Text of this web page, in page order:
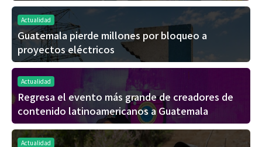
Actualidad
Guatemala pierde millones por bloqueo a
proyectos eléctricos
Actualidad
Regresa el evento más grande de creadores de
contenido latinoamericanos a Guatemala
Actualidad